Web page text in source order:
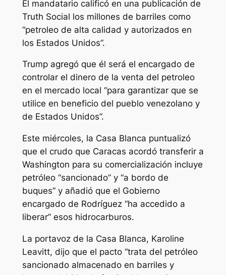
El mandatario calificó en una publicación de
Truth Social los millones de barriles como
“petroleo de alta calidad y autorizados en
los Estados Unidos”.
Trump agregó que él será el encargado de
controlar el dinero de la venta del petroleo
en el mercado local “para garantizar que se
utilice en beneficio del pueblo venezolano y
de Estados Unidos”.
Este miércoles, la Casa Blanca puntualizó
que el crudo que Caracas acordó transferir a
Washington para su comercialización incluye
petróleo “sancionado” y “a bordo de
buques” y añadió que el Gobierno
encargado de Rodríguez “ha accedido a
liberar” esos hidrocarburos.
La portavoz de la Casa Blanca, Karoline
Leavitt, dijo que el pacto “trata del petróleo
sancionado almacenado en barriles y